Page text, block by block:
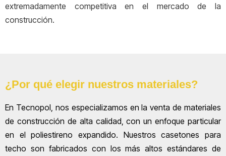
extremadamente competitiva en el mercado de la
construcción.
¿Por qué elegir nuestros materiales?
En Tecnopol, nos especializamos en la venta de materiales
de construcción de alta calidad, con un enfoque particular
en el poliestireno expandido. Nuestros casetones para
techo son fabricados con los más altos estándares de